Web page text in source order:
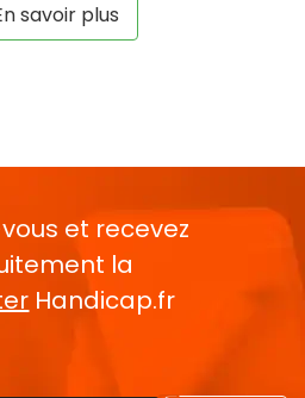
savoir plus
et recevez
la
Handicap.fr